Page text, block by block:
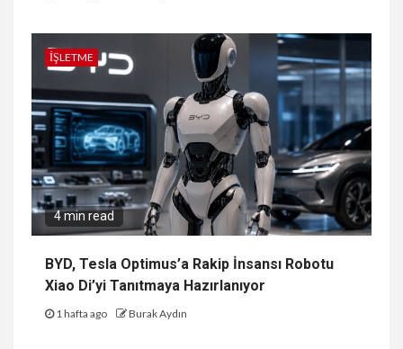
İŞLETME
4 min read
BYD, Tesla Optimus’a Rakip İnsansı Robotu
Xiao Di’yi Tanıtmaya Hazırlanıyor
1 hafta ago Burak Aydın